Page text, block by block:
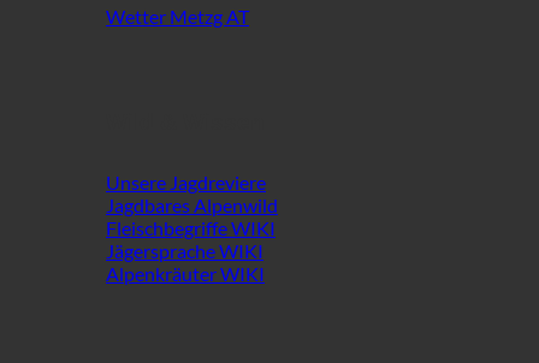
Wetter Metzg AT
Unsere Jagdreviere
Jagdbares Alpenwild
Fleischbegriffe WIKI
Jägersprache WIKI
Alpenkräuter WIKI